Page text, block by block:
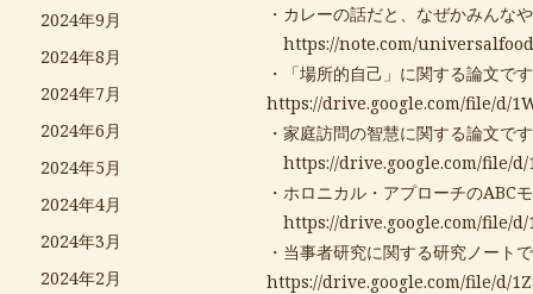
2024年9月
2024年8月
2024年7月
2024年6月
2024年5月
2024年4月
2024年3月
2024年2月
・カレーの話だと、なぜかみんな
https://note.com/
・「場所的自己」に関する論文で
https://drive.google.com/file/d/
・家庭訪問の智慧に関する論文で
https://drive.google.com/file/
・ホロニカル・アプローチのABC
https://drive.google.com/file/d/
・当事者研究に関する研究ノート
https://drive.google.com/file/d/